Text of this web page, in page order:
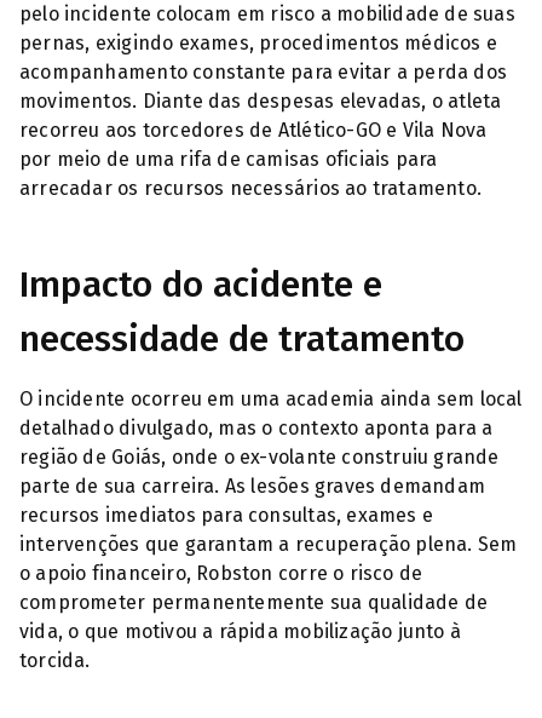
pelo incidente colocam em risco a mobilidade de suas
pernas, exigindo exames, procedimentos médicos e
acompanhamento constante para evitar a perda dos
movimentos. Diante das despesas elevadas, o atleta
recorreu aos torcedores de Atlético-GO e Vila Nova
por meio de uma rifa de camisas oficiais para
arrecadar os recursos necessários ao tratamento.
Impacto do acidente e
necessidade de tratamento
O incidente ocorreu em uma academia ainda sem local
detalhado divulgado, mas o contexto aponta para a
região de Goiás, onde o ex-volante construiu grande
parte de sua carreira. As lesões graves demandam
recursos imediatos para consultas, exames e
intervenções que garantam a recuperação plena. Sem
o apoio financeiro, Robston corre o risco de
comprometer permanentemente sua qualidade de
vida, o que motivou a rápida mobilização junto à
torcida.